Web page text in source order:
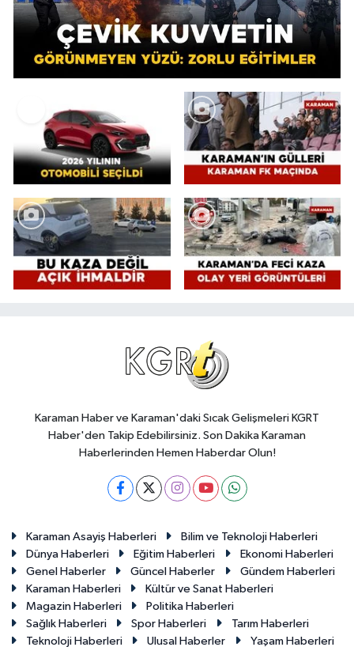
Karaman Haber ve Karaman'daki Sıcak Gelişmeleri KGRT
Haber'den Takip Edebilirsiniz. Son Dakika Karaman
Haberlerinden Hemen Haberdar Olun!
Karaman Asayiş Haberleri
Bilim ve Teknoloji Haberleri
Dünya Haberleri
Eğitim Haberleri
Ekonomi Haberleri
Genel Haberler
Güncel Haberler
Gündem Haberleri
Karaman Haberleri
Kültür ve Sanat Haberleri
Magazin Haberleri
Politika Haberleri
Sağlık Haberleri
Spor Haberleri
Tarım Haberleri
Teknoloji Haberleri
Ulusal Haberler Yaşam Haberleri